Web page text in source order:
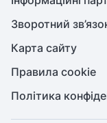
Зворотний
Карта сайту
Правила cookie
Політика